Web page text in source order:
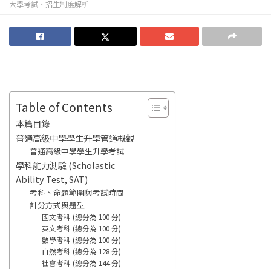
大學考試、招生制度解析
Table of Contents
本篇目錄
普通高級中學學生升學管道概觀
普通高級中學學生升學考試
學科能力測驗 (Scholastic
Ability Test, SAT)
考科、命題範圍與考試時間
計分方式與題型
國文考科 (總分為 100 分)
英文考科 (總分為 100 分)
數學考科 (總分為 100 分)
自然考科 (總分為 128 分)
社會考科 (總分為 144 分)